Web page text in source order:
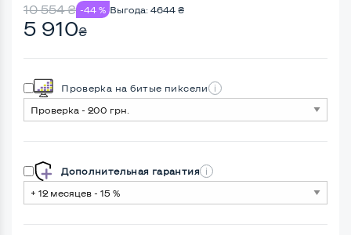
10 554₴ -44 % Выгода: 4644 ₴
5 910₴
Проверка на битые пиксели
Дополнительная гарантия